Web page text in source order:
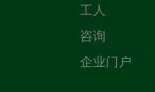
工人
咨询
企业门户